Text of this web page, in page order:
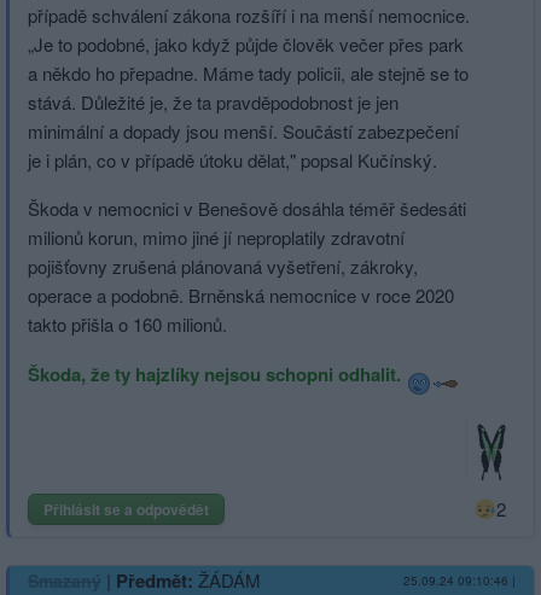
případě schválení zákona rozšíří i na menší nemocnice.
„Je to podobné, jako když půjde člověk večer přes park
a někdo ho přepadne. Máme tady policii, ale stejně se to
stává. Důležité je, že ta pravděpodobnost je jen
minimální a dopady jsou menší. Součástí zabezpečení
je i plán, co v případě útoku dělat," popsal Kučínský.
Škoda v nemocnici v Benešově dosáhla téměř šedesáti
milionů korun, mimo jiné jí neproplatily zdravotní
pojišťovny zrušená plánovaná vyšetření, zákroky,
operace a podobně. Brněnská nemocnice v roce 2020
takto přišla o 160 milionů.
Škoda, že ty hajzlíky nejsou schopni odhalit.
Přihlásit se a odpovědět 2
Smazaný | Předmět: ŽÁDÁM 25.09.24 09:10:46 |